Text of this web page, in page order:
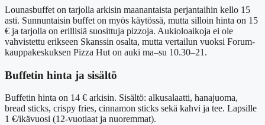
Lounasbuffet on tarjolla arkisin maanantaista perjantaihin kello 15
asti. Sunnuntaisin buffet on myös käytössä, mutta silloin hinta on 15
€ ja tarjolla on erillisiä suosittuja pizzoja. Aukioloaikoja ei ole
vahvistettu erikseen Skanssin osalta, mutta vertailun vuoksi Forum-
kauppakeskuksen Pizza Hut on auki ma–su 10.30–21.
Buffetin hinta ja sisältö
Buffetin hinta on 14 € arkisin. Sisältö: alkusalaatti, hanajuoma,
bread sticks, crispy fries, cinnamon sticks sekä kahvi ja tee. Lapsille
1 €/ikävuosi (12-vuotiaat ja nuoremmat).